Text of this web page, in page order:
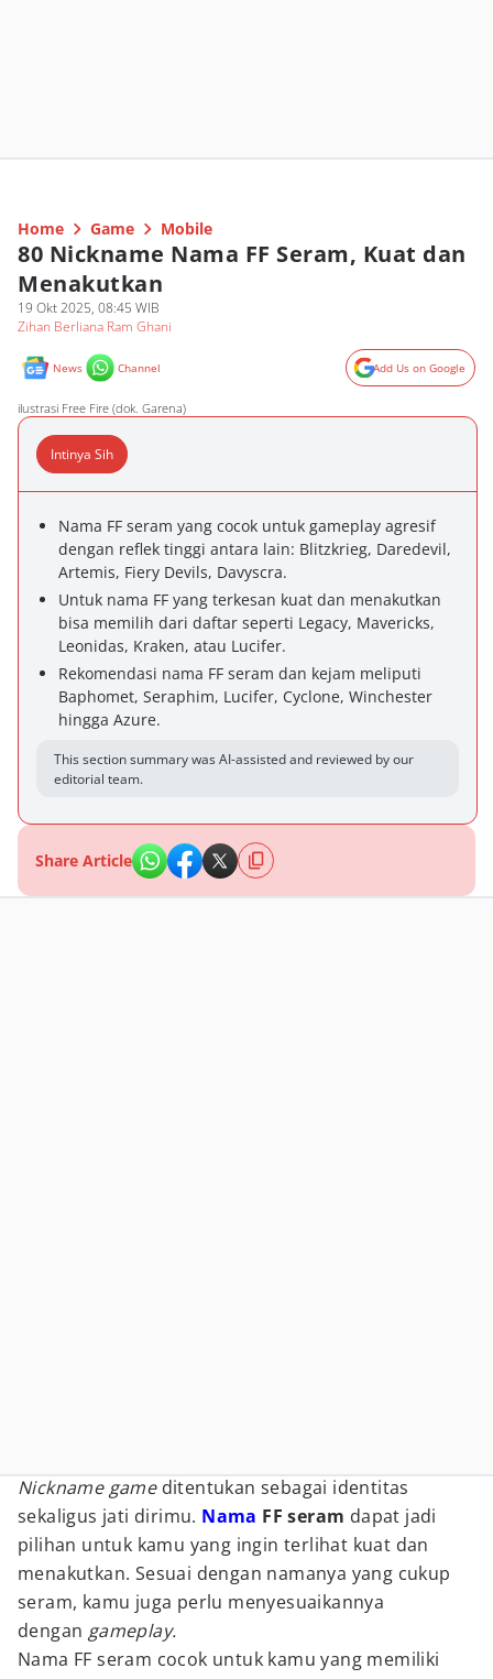
Home Game Mobile
80 Nickname Nama FF Seram, Kuat dan
Menakutkan
19 Okt 2025, 08:45 WIB
Zihan Berliana Ram Ghani
News Channel Add Us on Google
ilustrasi Free Fire (dok. Garena)
Intinya Sih
Nama FF seram yang cocok untuk gameplay agresif
dengan reflek tinggi antara lain: Blitzkrieg, Daredevil,
Artemis, Fiery Devils, Davyscra.
Untuk nama FF yang terkesan kuat dan menakutkan
bisa memilih dari daftar seperti Legacy, Mavericks,
Leonidas, Kraken, atau Lucifer.
Rekomendasi nama FF seram dan kejam meliputi
Baphomet, Seraphim, Lucifer, Cyclone, Winchester
hingga Azure.
This section summary was AI-assisted and reviewed by our
editorial team.
Share Article
Nickname game ditentukan sebagai identitas
sekaligus jati dirimu. Nama FF seram dapat jadi
pilihan untuk kamu yang ingin terlihat kuat dan
menakutkan. Sesuai dengan namanya yang cukup
seram, kamu juga perlu menyesuaikannya
dengan gameplay.
Nama FF seram cocok untuk kamu yang memiliki